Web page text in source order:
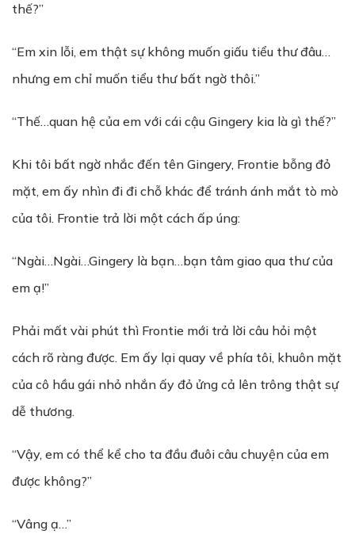
thế?”
“Em xin lỗi, em thật sự không muốn giấu tiểu thư đâu…
nhưng em chỉ muốn tiểu thư bất ngờ thôi.”
“Thế…quan hệ của em với cái cậu Gingery kia là gì thế?”
Khi tôi bất ngờ nhắc đến tên Gingery, Frontie bỗng đỏ
mặt, em ấy nhìn đi đi chỗ khác để tránh ánh mắt tò mò
của tôi. Frontie trả lời một cách ấp úng:
“Ngài…Ngài…Gingery là bạn…bạn tâm giao qua thư của
em ạ!”
Phải mất vài phút thì Frontie mới trả lời câu hỏi một
cách rõ ràng được. Em ấy lại quay về phía tôi, khuôn mặt
của cô hầu gái nhỏ nhắn ấy đỏ ửng cả lên trông thật sự
dễ thương.
“Vậy, em có thể kể cho ta đầu đuôi câu chuyện của em
được không?”
“Vâng ạ…”